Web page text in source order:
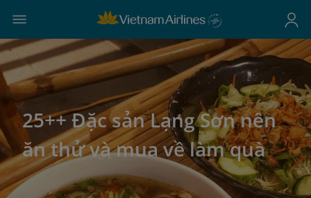
25++ Đặc sản Lạng Sơn nên
ăn thử và mua về làm quà